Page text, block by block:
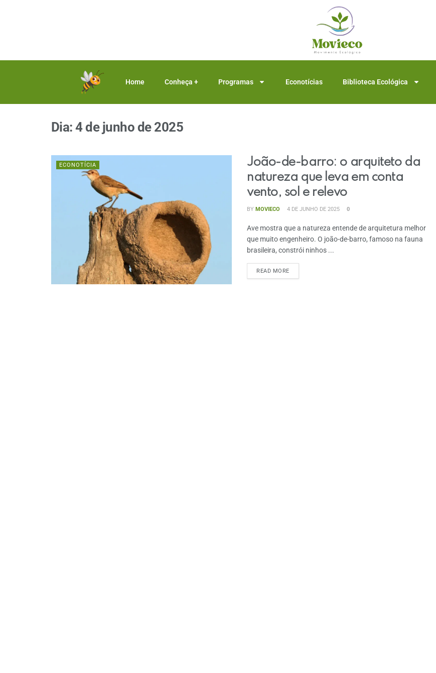
Home Conheça + Programas Econotícias Biblioteca Ecológica
Dia:4 de junho de 2025
ECONOTÍCIA
João-de-barro: o arquiteto da
natureza que leva em conta
vento, sol e relevo
BY MOVIECO 4 DE JUNHO DE 2025 0
Ave mostra que a natureza entende de arquitetura melhor
que muito engenheiro. O joão-de-barro, famoso na fauna
brasileira, constrói ninhos ...
READ MORE